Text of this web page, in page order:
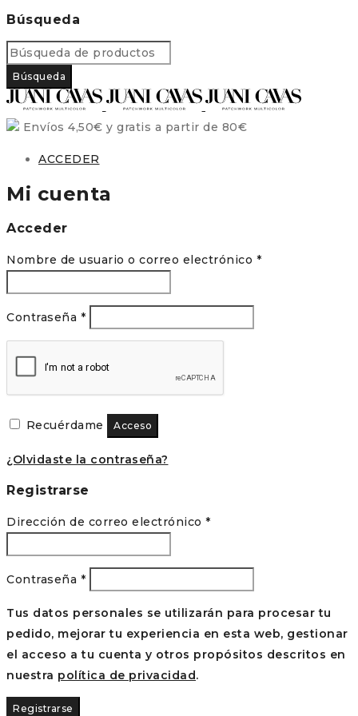
Búsqueda
Envíos 4,50€ y gratis a partir de 80€
ACCEDER
Mi cuenta
Acceder
Nombre de usuario o correo electrónico *Obligatorio
Contraseña *Obligatorio
Recuérdame Acceso
¿Olvidaste la contraseña?
Registrarse
Dirección de correo electrónico *Obligatorio
Contraseña *Obligatorio
Tus datos personales se utilizarán para procesar tu
pedido, mejorar tu experiencia en esta web, gestionar
el acceso a tu cuenta y otros propósitos descritos en
nuestra política de privacidad.
Registrarse